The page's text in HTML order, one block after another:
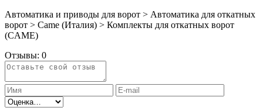
Автоматика и приводы для ворот > Автоматика для откатных
ворот > Came (Италия) > Комплекты для откатных ворот
(CAME)
Отзывы: 0